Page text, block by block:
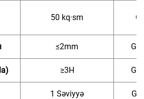
50 kq·sm
≤2mm
≥3H
1 Səviyyə